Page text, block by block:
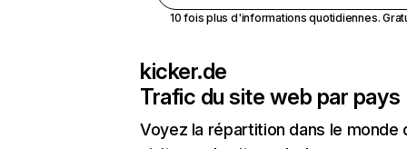
10 fois plus d'informations quotidiennes.
kicker.de
Trafic du site web par pays
Voyez la répartition dans le monde